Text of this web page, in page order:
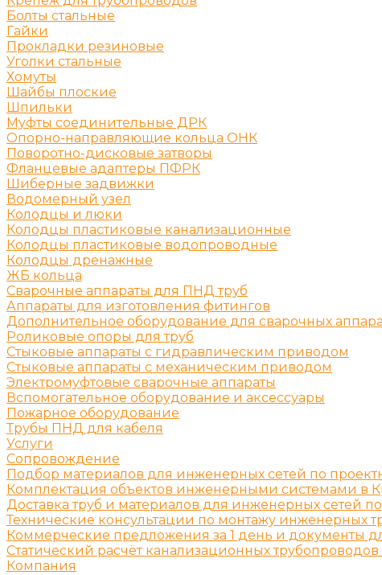
Болты стальные
Гайки
Прокладки резиновые
Уголки стальные
Хомуты
Шайбы плоские
Шпильки
Муфты соединительные ДРК
Опорно-направляющие кольца ОНК
Поворотно-дисковые затворы
Фланцевые адаптеры ПФРК
Шиберные задвижки
Водомерный узел
Колодцы и люки
Колодцы пластиковые канализационные
Колодцы пластиковые водопроводные
Колодцы дренажные
ЖБ кольца
Сварочные аппараты для ПНД труб
Аппараты для изготовления фитингов
Дополнительное оборудование для сварочных
Роликовые опоры для труб
Стыковые аппараты с гидравлическим приводом
Стыковые аппараты с механическим приводом
Электромуфтовые сварочные аппараты
Вспомогательное оборудование и аксессуары
Пожарное оборудование
Трубы ПНД для кабеля
Услуги
Сопровождение
Подбор материалов для инженерных сетей по
Комплектация объектов инженерными системами в
Доставка труб и материалов для инженерных сетей
Технические консультации по монтажу инженерных
Коммерческие предложения за 1 день и документы
Статический расчёт канализационных трубопроводов
Компания